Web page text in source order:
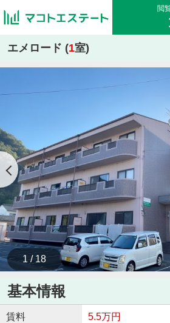
閲
エメロード (1室)
1 / 18
基本情報
賃料 5.5万円